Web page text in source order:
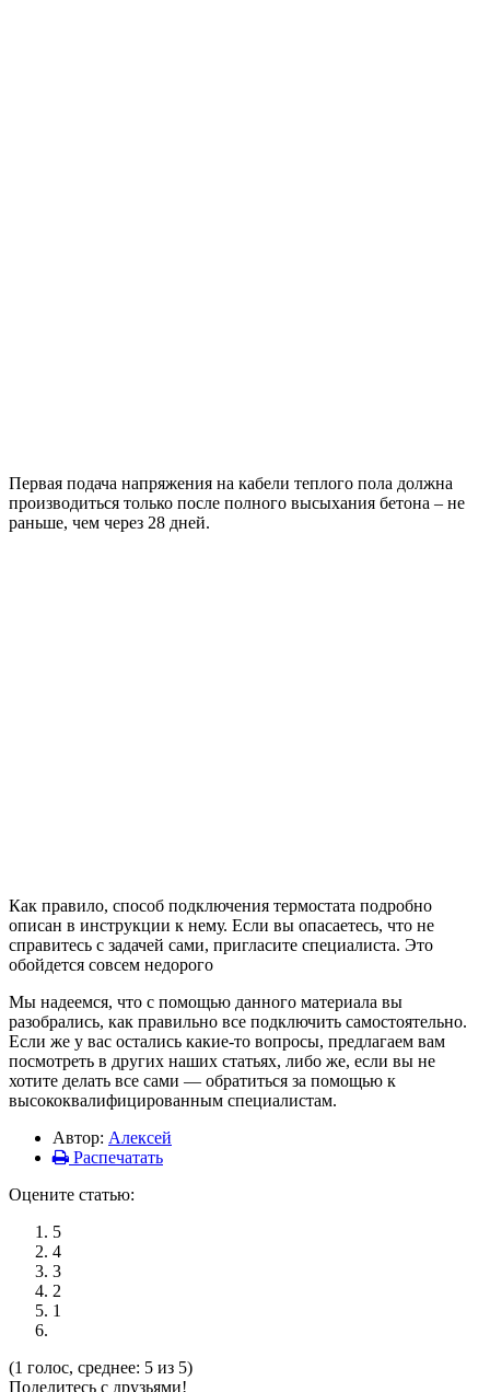
Первая подача напряжения на кабели теплого пола должна
производиться только после полного высыхания бетона – не
раньше, чем через 28 дней.
Как правило, способ подключения термостата подробно
описан в инструкции к нему. Если вы опасаетесь, что не
справитесь с задачей сами, пригласите специалиста. Это
обойдется совсем недорого
Мы надеемся, что с помощью данного материала вы
разобрались, как правильно все подключить самостоятельно.
Если же у вас остались какие-то вопросы, предлагаем вам
посмотреть в других наших статьях, либо же, если вы не
хотите делать все сами — обратиться за помощью к
высококвалифицированным специалистам.
Автор: Алексей
Распечатать
Оцените статью:
5
4
3
2
1
(1 голос, среднее: 5 из 5)
Поделитесь с друзьями!